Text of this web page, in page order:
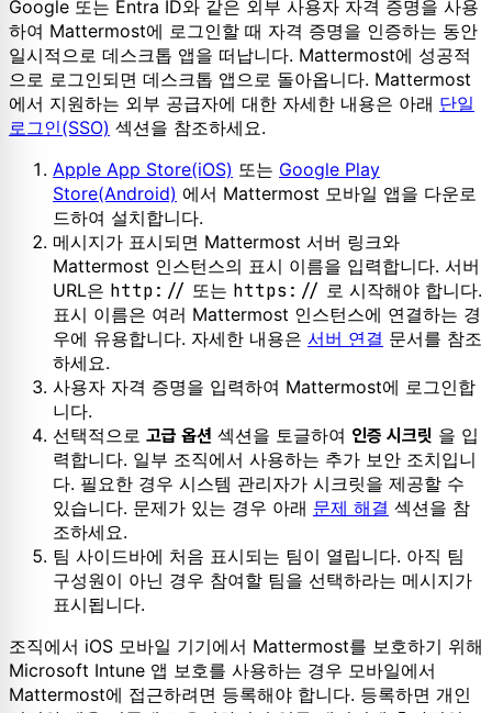
Google 또는 Entra ID와 같은 외부 사용자 자격 증명을 사용
하여 Mattermost에 로그인할 때 자격 증명을 인증하는 동안
일시적으로 데스크톱 앱을 떠납니다. Mattermost에 성공적
으로 로그인되면 데스크톱 앱으로 돌아옵니다. Mattermost
에서 지원하는 외부 공급자에 대한 자세한 내용은 아래 단일
로그인(SSO) 섹션을 참조하세요.
Apple App Store(iOS) 또는 Google Play
Store(Android) 에서 Mattermost 모바일 앱을 다운로
드하여 설치합니다.
메시지가 표시되면 Mattermost 서버 링크와
Mattermost 인스턴스의 표시 이름을 입력합니다. 서버
URL은 http:// 또는 https:// 로 시작해야 합니다.
표시 이름은 여러 Mattermost 인스턴스에 연결하는 경
우에 유용합니다. 자세한 내용은 서버 연결 문서를 참조
하세요.
사용자 자격 증명을 입력하여 Mattermost에 로그인합
니다.
선택적으로 고급 옵션 섹션을 토글하여 인증 시크릿 을 입
력합니다. 일부 조직에서 사용하는 추가 보안 조치입니
다. 필요한 경우 시스템 관리자가 시크릿을 제공할 수
있습니다. 문제가 있는 경우 아래 문제 해결 섹션을 참
조하세요.
팀 사이드바에 처음 표시되는 팀이 열립니다. 아직 팀
구성원이 아닌 경우 참여할 팀을 선택하라는 메시지가
표시됩니다.
조직에서 iOS 모바일 기기에서 Mattermost를 보호하기 위해
Microsoft Intune 앱 보호를 사용하는 경우 모바일에서
Mattermost에 접근하려면 등록해야 합니다. 등록하면 개인